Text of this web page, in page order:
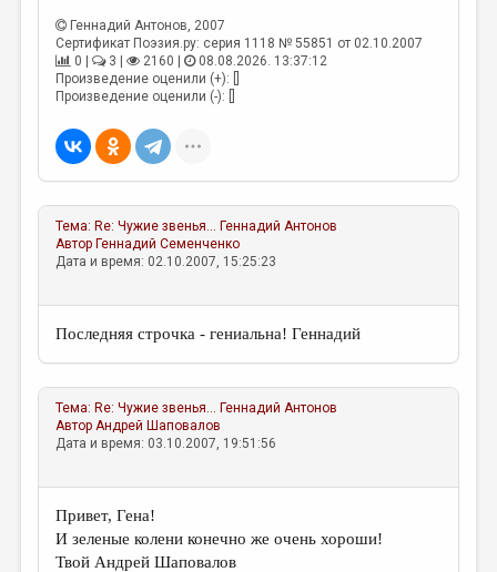
ОБЪЯВЛЕНИЯ
КОЛОНКА РЕДАКТОРА
РЕДКОЛЛЕГИЯ
ОТ РЕДАКЦИИ
МАЛАЯ ПРОЗА
ЭССЕИСТИКА
КУЛЬТУРОВЕДЕНИЕ
ПУБЛИЦИСТИКА
РЕЦЕНЗИРОВАНИЕ
ЦИКЛЫ ПУБЛИКАЦИЙ
МЕДИА
ВКОНТАКТЕ
Геннадий Антонов, 2007
Сертификат Поэзия.ру: серия 1118 № 55851 от 02.10.2007
0 |
3 | 2160 |
08.08.2026. 13:37:12
Произведение оценили (+): []
Произведение оценили (-): []
Тема: Re: Чужие звенья... Геннадий Антонов
Автор Геннадий Семенченко
Дата и время: 02.10.2007, 15:25:23
Последняя строчка - гениальна! Геннадий
Тема: Re: Чужие звенья... Геннадий Антонов
АвторАндрей Шаповалов
Дата и время: 03.10.2007, 19:51:56
Привет, Гена!
И зеленые колени конечно же очень хороши!
Твой Андрей Шаповалов